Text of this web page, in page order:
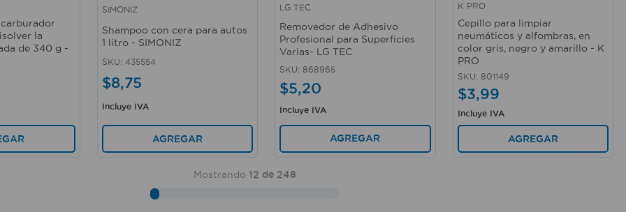
la
de 340 g -
Vista rápida
SIMONIZ
Shampoo con cera para autos
1 litro - SIMONIZ
SKU: 435554
$8,75
Incluye IVA
AGREGAR
LG TEC
Removedor de Adhesivo
Profesional para Superficies
Varias- LG TEC
SKU: 868965
$5,20
Incluye IVA
AGREGAR
K PRO
Cepillo para limpiar
neumáticos y alfombras, en
color gris, negro y amarillo - K
PRO
SKU: 801149
$3,99
Incluye IVA
AGREGAR
Mostrando 12 de 248